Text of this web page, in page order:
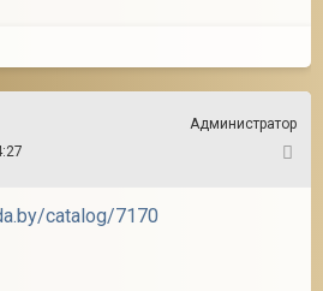
Администратор
catalog/7170